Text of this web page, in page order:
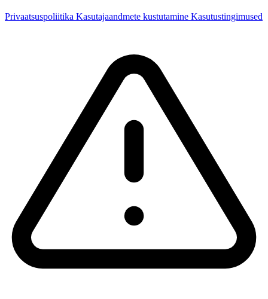
Privaatsuspoliitika Kasutajaandmete kustutamine Kasutustingimused